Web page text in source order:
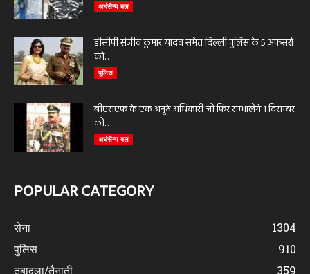
अर्धसैन्य बल
डीसीपी संजीव कुमार यादव समेत दिल्ली पुलिस के 5 अफसरों
को...
पुलिस
बीएसएफ के एक अनूठे अधिकारी जो फिर सम्भालेंगे 1 दिसम्बर
को...
अर्धसैन्य बल
POPULAR CATEGORY
सेना
1304
पुलिस
910
तबादला/तैनाती
359